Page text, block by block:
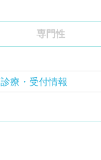
専門性
診療・受付情報